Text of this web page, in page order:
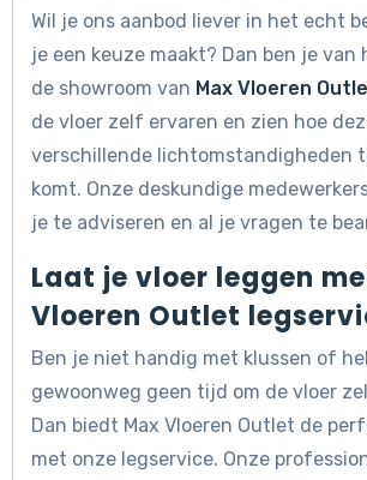
Wil je ons aanbod liever in het echt
je een keuze maakt? Dan ben je van
de showroom van Max Vloeren
de vloer zelf ervaren en zien hoe
verschillende lichtomstandigheden
komt. Onze deskundige
je te adviseren en al je vragen te
Laat je vloer leggen
Vloeren Outlet
Ben je niet handig met klussen of
gewoonweg geen tijd om de vloer
Dan biedt Max Vloeren Outlet de
met onze legservice. Onze